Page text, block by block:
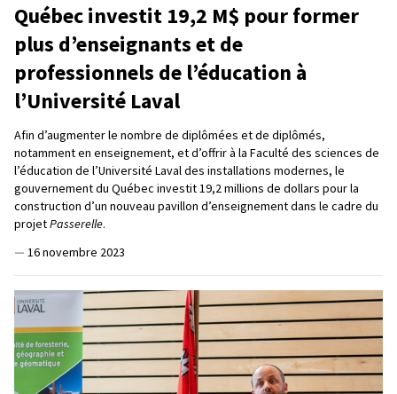
Québec investit 19,2 M$ pour former
plus d’enseignants et de
professionnels de l’éducation à
l’Université Laval
Afin d’augmenter le nombre de diplômées et de diplômés,
notamment en enseignement, et d’offrir à la Faculté des sciences de
l’éducation de l’Université Laval des installations modernes, le
gouvernement du Québec investit 19,2 millions de dollars pour la
construction d’un nouveau pavillon d’enseignement dans le cadre du
projetPasserelle.
— 16 novembre 2023